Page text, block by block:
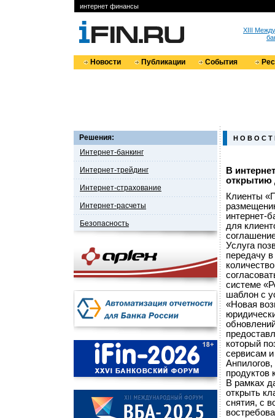
интернет финансы
XIII
Новости Публикации События
Решения:
Интернет-банкинг
Интернет-трейдинг
Интернет-страхование
Интернет-расчеты
Безопасность
Н О В О С Т
В
открытию
Клиенты
интернет-
для
Услуга
передачу
системе
шаблон с
«Новая
который
сервисам
Анпилогов,
продуктов
В рамках
открыть
снятия, с